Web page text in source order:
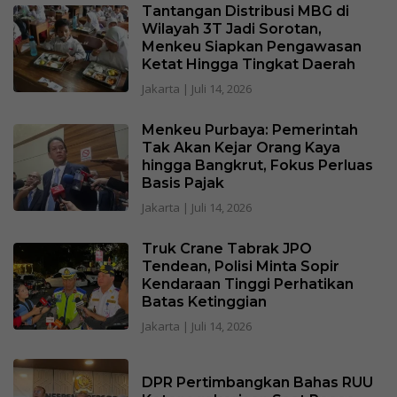
Tantangan Distribusi MBG di
Wilayah 3T Jadi Sorotan,
Menkeu Siapkan Pengawasan
Ketat Hingga Tingkat Daerah
Jakarta | Juli 14, 2026
Menkeu Purbaya: Pemerintah
Tak Akan Kejar Orang Kaya
hingga Bangkrut, Fokus Perluas
Basis Pajak
Jakarta | Juli 14, 2026
Truk Crane Tabrak JPO
Tendean, Polisi Minta Sopir
Kendaraan Tinggi Perhatikan
Batas Ketinggian
Jakarta | Juli 14, 2026
DPR Pertimbangkan Bahas RUU